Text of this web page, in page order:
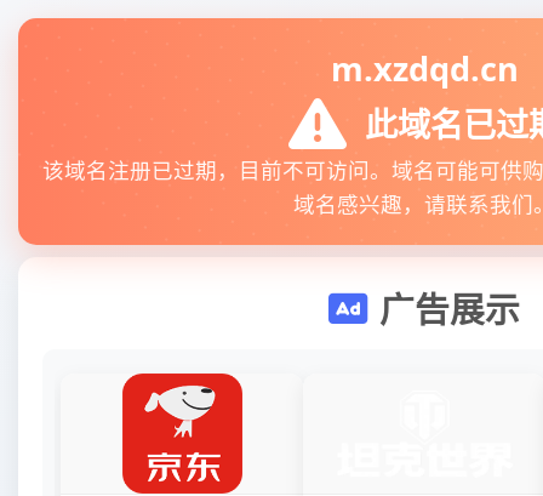
m.xzdqd.cn
此域名已过
该域名注册已过期，目前不可访问。域名可能可供
域名感兴趣，请联系我们
广告展示